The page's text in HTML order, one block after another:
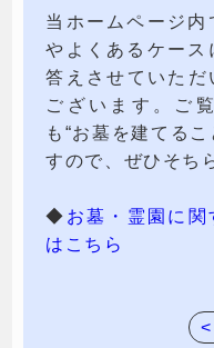
当ホームページ内
やよくあるケース
答えさせていただ
ございます。ご
も“お墓を建てる
すので、ぜひそち
◆ お墓・霊園に関
はこちら